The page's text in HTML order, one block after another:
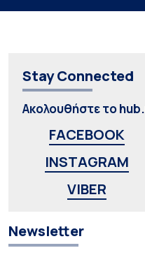
Stay Connected
Ακολουθήστε το
FACEBOOK
INSTAGRAM
VIBER
Newsletter